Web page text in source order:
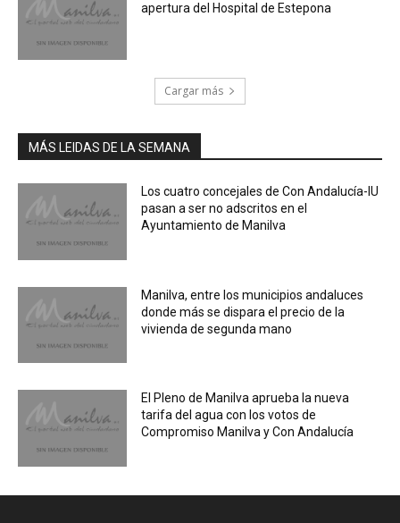
apertura del Hospital de Estepona
Cargar más
MÁS LEIDAS DE LA SEMANA
Los cuatro concejales de Con Andalucía-IU
pasan a ser no adscritos en el
Ayuntamiento de Manilva
Manilva, entre los municipios andaluces
donde más se dispara el precio de la
vivienda de segunda mano
El Pleno de Manilva aprueba la nueva
tarifa del agua con los votos de
Compromiso Manilva y Con Andalucía